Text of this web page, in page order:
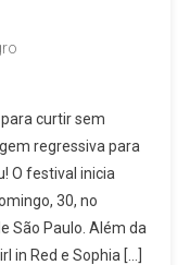
curtir sem
regressiva para
O festival inicia
30, no
São Paulo. Além da
in Red e Sophia […]